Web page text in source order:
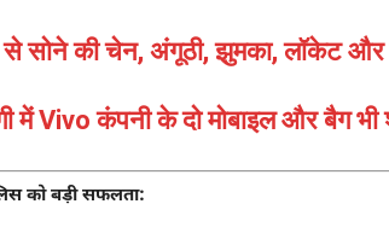
से सोने की चेन, अंगूठी, झुमका, लॉकेट और
में Vivo कंपनी के दो मोबाइल और बैग भी
को बड़ी सफलता: